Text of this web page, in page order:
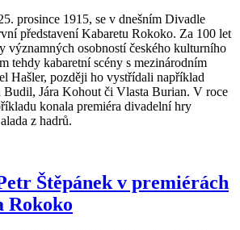
prosince 1915, se v dnešním Divadle
představení Kabaretu Rokoko. Za 100 let
významných osobností českého kulturního
tehdy kabaretní scény s mezinárodním
Hašler, později ho vystřídali například
Budil, Jára Kohout či Vlasta Burian. V roce
konala premiéra divadelní hry
z hadrů.
Štěpánek v premiérách
Rokoko